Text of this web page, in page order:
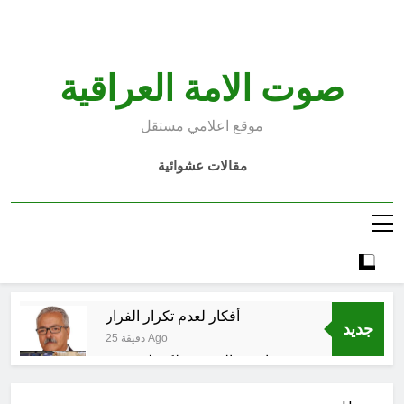
صوت الامة العراقية
موقع اعلامي مستقل
مقالات عشوائية
جديد
أفكار لعدم تكرار الفرار
25 دقيقة Ago
انتهت الحرب… لكن لم ينتهي